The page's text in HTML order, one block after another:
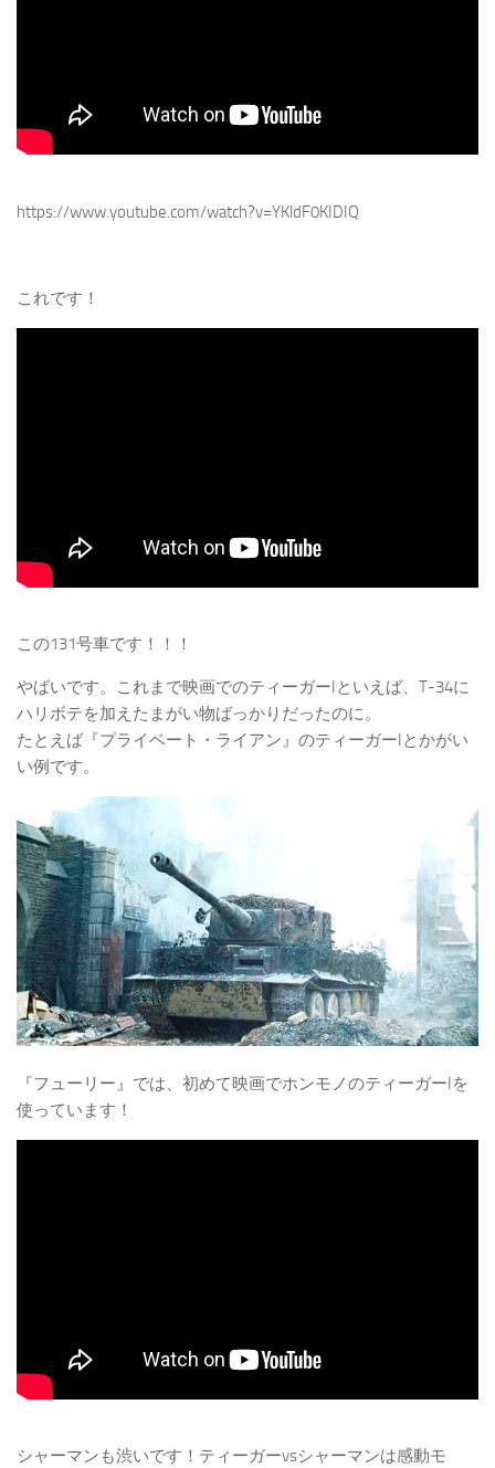
https://www.youtube.com/watch?v=YKldF0KIDIQ
これです！
この131号車です！！！
やばいです。これまで映画でのティーガーIといえば、T-34に
ハリボテを加えたまがい物ばっかりだったのに。
たとえば『プライベート・ライアン』のティーガーIとかがい
い例です。
『フューリー』では、初めて映画でホンモノのティーガーIを
使っています！
シャーマンも渋いです！ティーガーvsシャーマンは感動モ